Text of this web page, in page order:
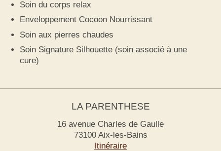
Soin du corps relax
Enveloppement Cocoon Nourrissant
Soin aux pierres chaudes
Soin Signature Silhouette (soin associé à une
cure)
LA PARENTHESE
16 avenue Charles de Gaulle
73100 Aix-les-Bains
Itinéraire